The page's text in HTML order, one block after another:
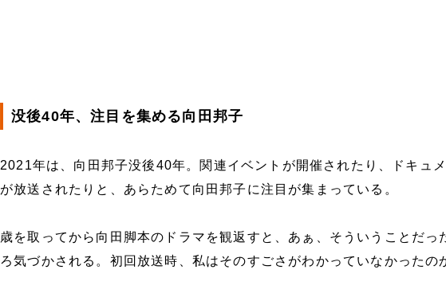
没後40年、注目を集める向田邦子
2021年は、向田邦子没後40年。関連イベントが開催されたり、ドキュ
が放送されたりと、あらためて向田邦子に注目が集まっている。
歳を取ってから向田脚本のドラマを観返すと、あぁ、そういうことだっ
ろ気づかされる。初回放送時、私はそのすごさがわかっていなかったの